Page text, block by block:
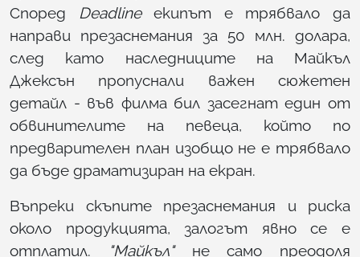
Според
Deadlineекипът е трябвало да
направи презаснемания за 50 млн. долара,
след като наследниците на Майкъл
Джексън пропуснали важен сюжетен
детайл - във филма бил засегнат един от
обвинителите на певеца, който по
предварителен план изобщо не е трябвало
да бъде драматизиран на екран.
Въпреки скъпите презаснемания и риска
около продукцията, залогът явно се е
отплатил.
"Майкъл" не само преодоля